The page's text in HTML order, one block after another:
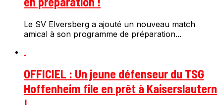
Le SV Elversberg a ajouté un nouveau match
amical à son programme de préparation...
OFFICIEL : Un jeune défenseur du TSG
Hoffenheim file en prêt à Kaiserslautern